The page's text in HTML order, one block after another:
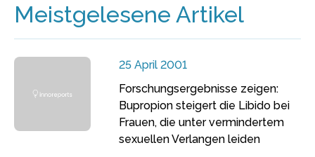
Meistgelesene Artikel
25 April 2001
Forschungsergebnisse zeigen:
Bupropion steigert die Libido bei
Frauen, die unter vermindertem
sexuellen Verlangen leiden